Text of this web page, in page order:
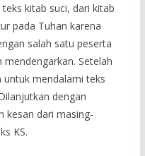
kitab suci, dari kitab
pada Tuhan karena
salah satu peserta
Setelah
mendalami teks
dengan
kesan dari masing-
KS.